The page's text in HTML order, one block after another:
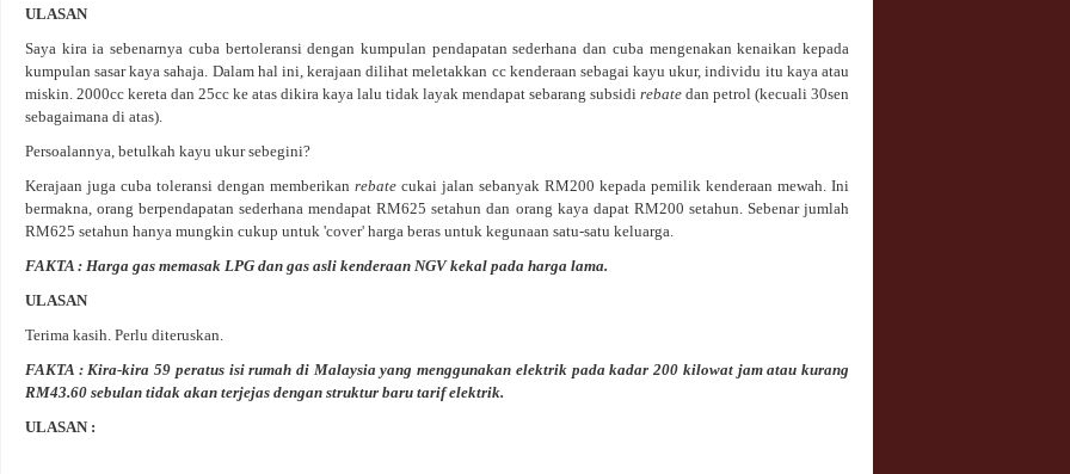
ULASAN
Saya kira ia sebenarnya cuba bertoleransi dengan kumpulan pendapatan sederhana dan cuba mengenakan kenaikan kepada
kumpulan sasar kaya sahaja. Dalam hal ini, kerajaan dilihat meletakkan cc kenderaan sebagai kayu ukur, individu itu kaya atau
miskin. 2000cc kereta dan 25cc ke atas dikira kaya lalu tidak layak mendapat sebarang subsidi rebatedan petrol (kecuali 30sen
sebagaimana di atas).
Persoalannya, betulkah kayu ukur sebegini?
Kerajaan juga cuba toleransi dengan memberikan rebatecukai jalan sebanyak RM200 kepada pemilik kenderaan mewah. Ini
bermakna, orang berpendapatan sederhana mendapat RM625 setahun dan orang kaya dapat RM200 setahun. Sebenar jumlah
RM625 setahun hanya mungkin cukup untuk 'cover' harga beras untuk kegunaan satu-satu keluarga.
FAKTA : Harga gas memasak LPG dan gas asli kenderaan NGV kekal pada harga lama.
ULASAN
Terima kasih. Perlu diteruskan.
FAKTA : Kira-kira 59 peratus isi rumah di Malaysia yang menggunakan elektrik pada kadar 200 kilowat jam atau kurang
RM43.60 sebulan tidak akan terjejas dengan struktur baru tarif elektrik.
ULASAN :